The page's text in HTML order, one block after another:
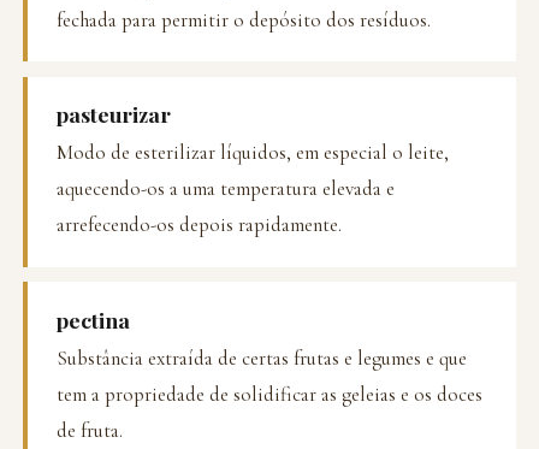
fechada para permitir o depósito dos resíduos.
pasteurizar
Modo de esterilizar líquidos, em especial o leite,
aquecendo-os a uma temperatura elevada e
arrefecendo-os depois rapidamente.
pectina
Substância extraída de certas frutas e legumes e que
tem a propriedade de solidificar as geleias e os doces
de fruta.